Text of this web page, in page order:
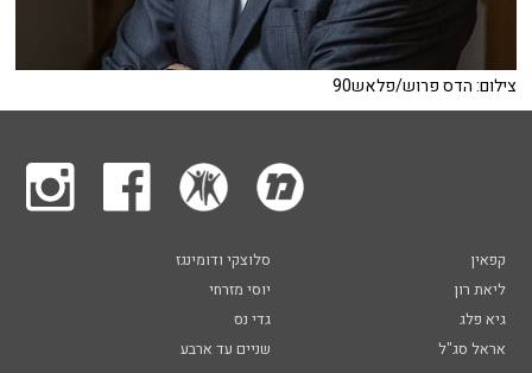
צילום: הדס פרוש/פלאש90
קפאין
סלוצקי ודומינגז
ליאת רון
יוסי מזרחי
גיא פלג
גדי נס
אראל סג"ל
שניים עד ארבע